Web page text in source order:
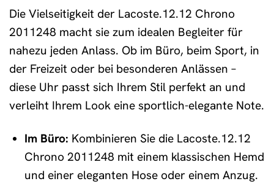
Die Vielseitigkeit der Lacoste.12.12 Chrono
2011248 macht sie zum idealen Begleiter für
nahezu jeden Anlass. Ob im Büro, beim Sport, in
der Freizeit oder bei besonderen Anlässen –
diese Uhr passt sich Ihrem Stil perfekt an und
verleiht Ihrem Look eine sportlich-elegante Note.
Im Büro: Kombinieren Sie die Lacoste.12.12
Chrono 2011248 mit einem klassischen Hemd
und einer eleganten Hose oder einem Anzug.